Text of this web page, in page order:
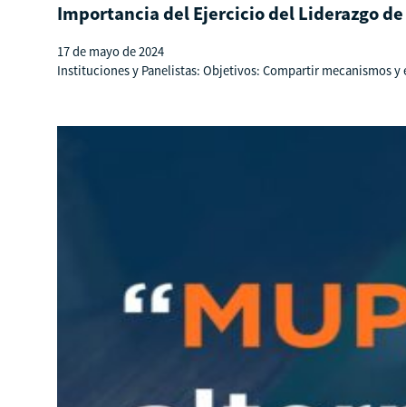
Importancia del Ejercicio del Liderazgo
17 de mayo de 2024
Instituciones y Panelistas: Objetivos: Compartir mecanismos